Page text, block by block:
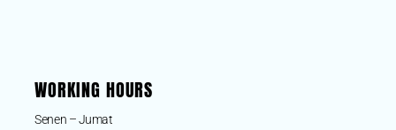
WORKING HOURS
Senen – Jumat